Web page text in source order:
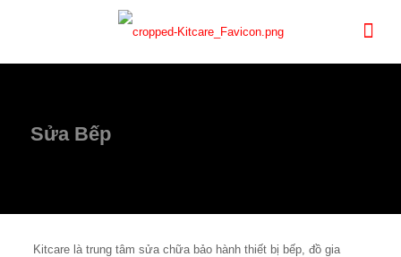
Sửa Bếp
Kitcare là trung tâm sửa chữa bảo hành thiết bị bếp, đồ gia